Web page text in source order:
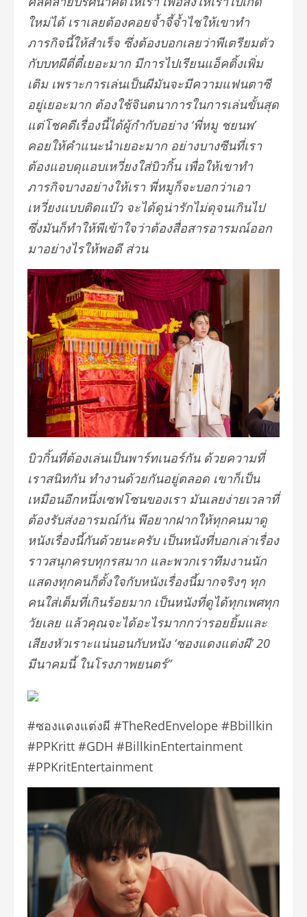
ใหม่ได้ เราเลยต้องคอยจ้ำจี้จ้ำไชให้เขาทำ
ภารกิจนี้ให้สำเร็จ ซึ่งต้องบอกเลยว่าพีเตรียมตัว
กับบทผีตี่ตี๋เยอะมาก มีการไปเรียนแอ็คติ้งเพิ่ม
เติม เพราะการเล่นเป็นผีมันจะมีความแฟนตาซี
อยู่เยอะมาก ต้องใช้จินตนาการในการเล่นขั้นสุด
แต่โชคดีเรื่องนี้ได้ผู้กำกับอย่าง ‘พี่หมู ชยนพ’
คอยให้คำแนะนำเยอะมาก อย่างบางซีนที่เรา
ต้องแอบดุแอบเหวี่ยงใส่บิวกิ้น เพื่อให้เขาทำ
ภารกิจบางอย่างให้เรา พี่หมูก็จะบอกว่าเอา
เหวี่ยงแบบติดแบ๊ว จะได้ดูน่ารักไม่ดุจนเกินไป
ซึ่งมันก็ทำให้พีเข้าใจว่าต้องสื่อสารอารมณ์ออก
มาอย่างไรให้พอดี ส่วน
บิวกิ้นที่ต้องเล่นเป็นพาร์ทเนอร์กัน ด้วยความที่
เราสนิทกัน ทำงานด้วยกันอยู่ตลอด เขาก็เป็น
เหมือนอีกหนึ่งเซฟโซนของเรา มันเลยง่ายเวลาที่
ต้องรับส่งอารมณ์กัน พีอยากฝากให้ทุกคนมาดู
หนังเรื่องนี้กันด้วยนะครับ เป็นหนังที่บอกเล่าเรื่อง
ราวสนุกครบทุกรสมาก และพวกเราทีมงานนัก
แสดงทุกคนก็ตั้งใจกับหนังเรื่องนี้มากจริงๆ ทุก
คนใส่เต็มที่เกินร้อยมาก เป็นหนังที่ดูได้ทุกเพศทุก
วัยเลย แล้วคุณจะได้อะไรมากกว่ารอยยิ้มและ
เสียงหัวเราะแน่นอนกับหนัง ‘ซองแดงแต่งผี’ 20
มีนาคมนี้ ในโรงภาพยนตร์”
#ซองแดงแต่งผี #TheRedEnvelope #Bbillkin
#PPKritt #GDH #BillkinEntertainment
#PPKritEntertainment